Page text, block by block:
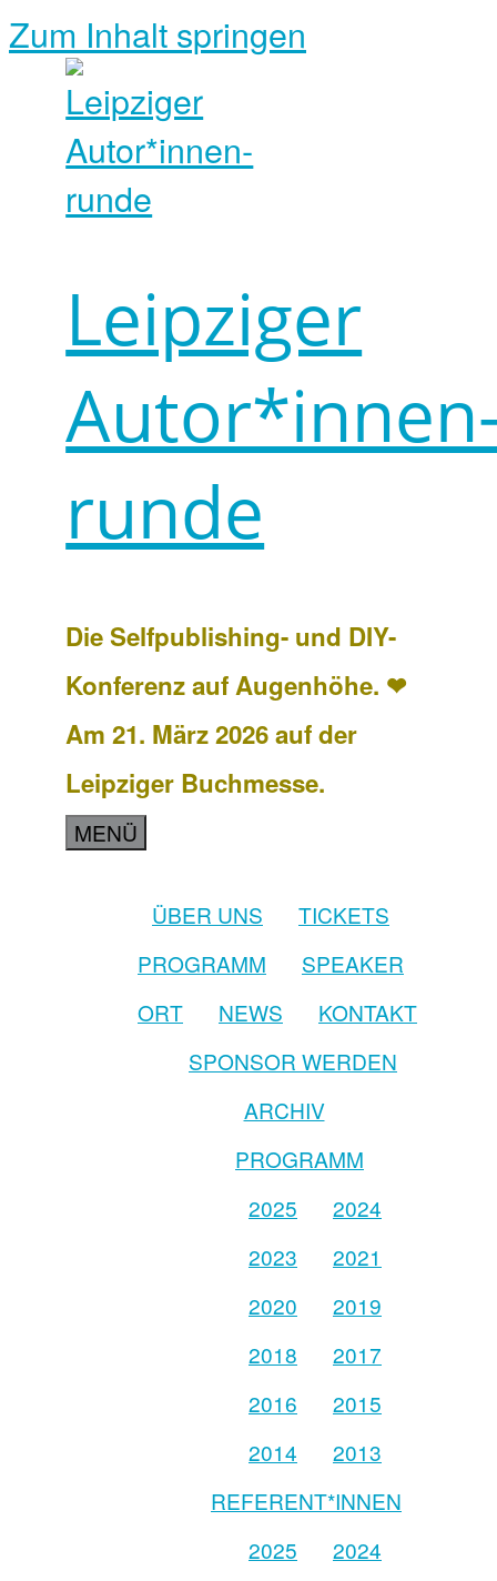
Zum Inhalt springen
Leipziger
runde
Die Selfpublishing- und DIY-
Konferenz auf Augenhöhe. ❤
Am 21. März 2026 auf der
Leipziger Buchmesse.
MENÜ
ÜBER UNS
TICKETS
PROGRAMM
SPEAKER
ORT
NEWS
KONTAKT
SPONSOR WERDEN
ARCHIV
PROGRAMM
2025
2024
2023
2021
2020
2019
2018
2017
2016
2015
2014
2013
REFERENT*INNEN
2025
2024